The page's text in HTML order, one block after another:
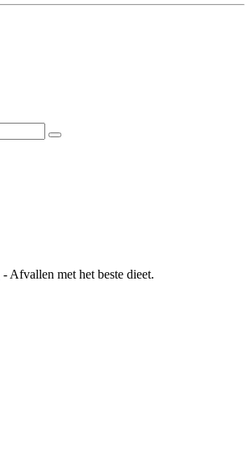
- Afvallen met het beste dieet.